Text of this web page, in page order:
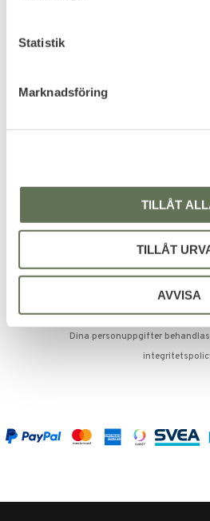
Statistik
Marknadsföring
TILLÅT
TILLÅT
AVVISA
PRENUMERERA & TA
Dina personuppgifter